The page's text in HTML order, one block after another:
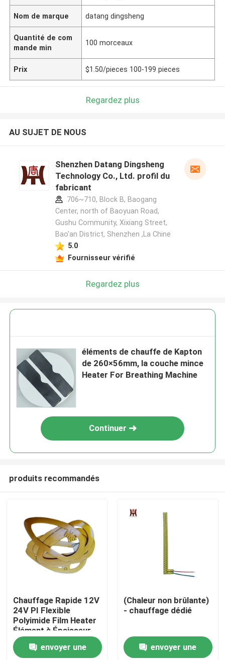
Produits
Vidéos
Nom de marque datang dingsheng
Quantité de com
mande min
100 morceaux
Prix $1.50/pieces 100-199 pieces
Regardez plus
AU SUJET DE NOUS
Shenzhen Datang Dingsheng
Technology Co., Ltd. profil du
fabricant
706~710, Block B, Baogang
Center, north of Baoyuan Road,
Gushu Community, Xixiang Street,
Bao'an District, Shenzhen ,La Chine
5.0
Fournisseur vérifié
Regardez plus
éléments de chauffe de Kapton
de 260×56mm, la couche mince
Heater For Breathing Machine
Continuer
produits recommandés
Chauffage Rapide 12V
24V PI Flexible
Polyimide Film Heater
Élément à Épaisseur
Fine
envoyer une
(Chaleur non brûlante)
- chauffage dédié
envoyer une